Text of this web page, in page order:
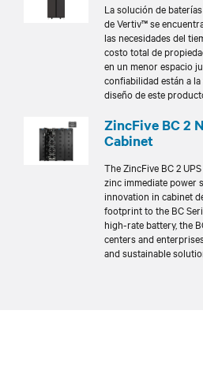
La solución de
de Vertiv™ se
las necesidades del
costo total de
en un menor espacio
confiabilidad están a
diseño de este
ZincFive BC 2
Cabinet
The ZincFive BC 2
zinc immediate power
innovation in cabinet
footprint to the BC
high-rate battery, the
centers and
and sustainable